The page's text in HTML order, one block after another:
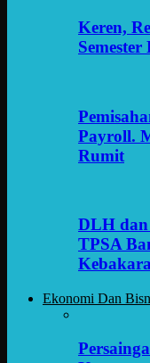
Keren,
Payroll.
Rumit
DLH dan
TPSA
Ekonomi Dan